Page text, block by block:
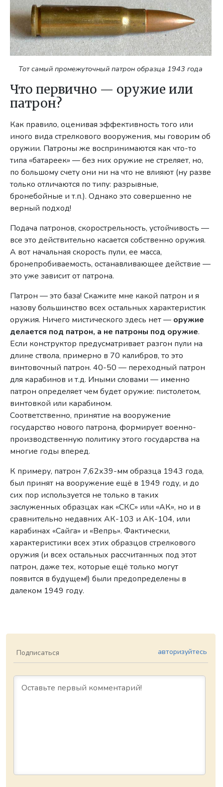
Тот самый промежуточный патрон образца 1943 года
Что первично — оружие или
патрон?
Как правило, оценивая эффективность того или
иного вида стрелкового вооружения, мы говорим об
оружии. Патроны же воспринимаются как что-то
типа «батареек» — без них оружие не стреляет, но,
по большому счету они ни на что не влияют (ну разве
только отличаются по типу: разрывные,
бронебойные и т.п.). Однако это совершенно не
верный подход!
Подача патронов, скорострельность, устойчивость —
все это действительно касается собственно оружия.
А вот начальная скорость пули, ее масса,
бронепробиваемость, останавливающее действие —
это уже зависит от патрона.
Патрон — это база! Скажите мне какой патрон и я
назову большинство всех остальных характеристик
оружия. Ничего мистического здесь нет — оружие
делается под патрон, а не патроны под оружие.
Если конструктор предусматривает разгон пули на
длине ствола, примерно в 70 калибров, то это
винтовочный патрон. 40-50 — переходный патрон
для карабинов и т.д. Иными словами — именно
патрон определяет чем будет оружие: пистолетом,
винтовкой или карабином.
Соответственно, принятие на вооружение
государство нового патрона, формирует военно-
производственную политику этого государства на
многие годы вперед.
К примеру, патрон 7,62х39-мм образца 1943 года,
был принят на вооружение ещё в 1949 году, и до
сих пор используется не только в таких
заслуженных образцах как «СКС» или «АК», но и в
сравнительно недавних АК-103 и АК-104, или
карабинах «Сайга» и «Вепрь». Фактически,
характеристики всех этих образцов стрелкового
оружия (и всех остальных рассчитанных под этот
патрон, даже тех, которые ещё только могут
появится в будущем!) были предопределены в
далеком 1949 году.
Подписаться авторизуйтесь